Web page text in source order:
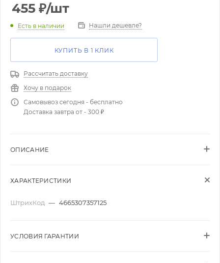
455 ₽/шт
Есть в наличии Нашли дешевле?
КУПИТЬ В 1 КЛИК
Рассчитать доставку
Хочу в подарок
Самовывоз сегодня - бесплатно
Доставка завтра от - 300 ₽
ОПИСАНИЕ
ХАРАКТЕРИСТИКИ
ШтрихКод — 4665307357125
УСЛОВИЯ ГАРАНТИИ